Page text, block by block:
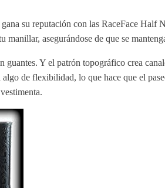
su reputación con las RaceFace
asegurándose de que se
Y el patrón topográfico crea
de flexibilidad, lo que hace que el